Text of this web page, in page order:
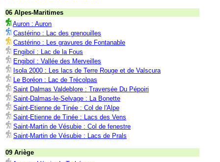
06 Alpes-Maritimes
Auron : Auron
Castérino : Lac des grenouilles
Castérino : Les gravures de Fontanable
Engiboï : Lac de la Fous
Engiboï : Vallée des Merveilles
Isola 2000 : Les lacs de Terre Rouge et de Valscura
Le Boréon : Lac de Trécolpas
Saint Dalmas Valdeblore : Traversée Du Pépoiri
Saint-Dalmas-le-Selvage : La Bonette
Saint-Etienne de Tinée : Col de l'Alpe
Saint-Etienne de Tinée : Lacs des Vens
Saint-Martin de Vésubie : Col de fenestre
Saint-Martin de Vésubie : Lacs de Prals
09 Ariège